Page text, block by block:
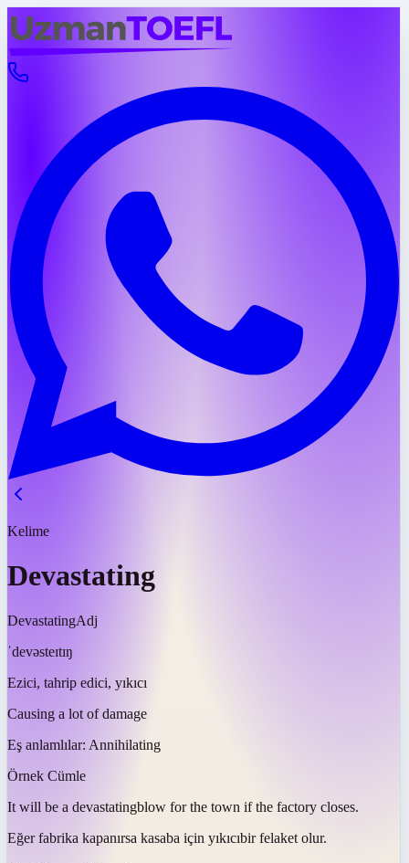
Kelime
Devastating
DevastatingAdj
ˈdevəsteɪtɪŋ
Ezici, tahrip edici, yıkıcı
Causing a lot of damage
Eş anlamlılar: Annihilating
Örnek Cümle
It will be a devastatingblow for the town if the factory closes.
Eğer fabrika kapanırsa kasaba için yıkıcıbir felaket olur.